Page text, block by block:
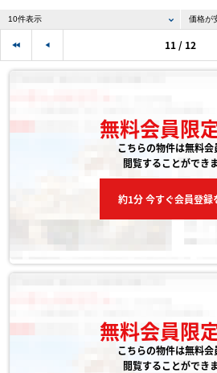
11 / 12
無料会員限
こちらの物件は無料会
閲覧することができま
約1分 今すぐ会員登録
無料会員限
こちらの物件は無料会
閲覧することができま